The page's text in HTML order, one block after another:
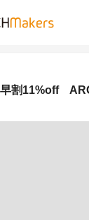
早割11%off